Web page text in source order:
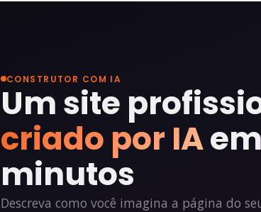
CONSTRUTOR COM IA
Um site
criado por IAem
minutos
Descreva como você imagina a página do